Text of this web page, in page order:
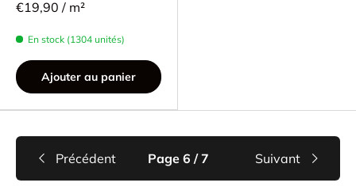
€19,90 / m²
En stock (1304 unités)
Ajouter au panier
Précédent Page 6 / 7 Suivant